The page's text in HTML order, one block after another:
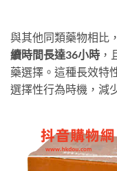
與其他同類藥物相比，
續時間長達36小時 ，
藥選擇。這種長效特
選擇性行為時機，減